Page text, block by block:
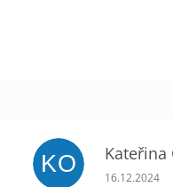
KO Kateřina
Hodnocení
16.12.2024